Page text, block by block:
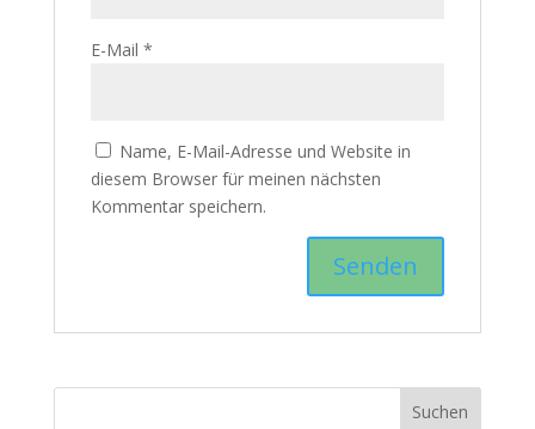
E-Mail *
Name, E-Mail-Adresse und Website in
diesem Browser für meinen nächsten
Kommentar speichern.
Suchen